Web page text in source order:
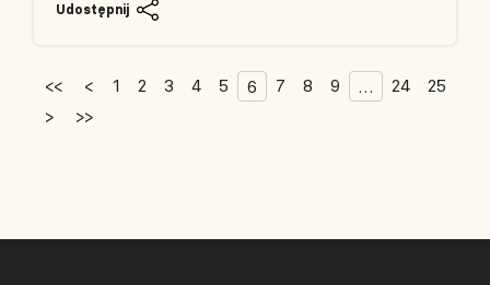
Udostępnij
<< < 1 2 3 4 5 6 7 8 9 … 24
25
>
>>